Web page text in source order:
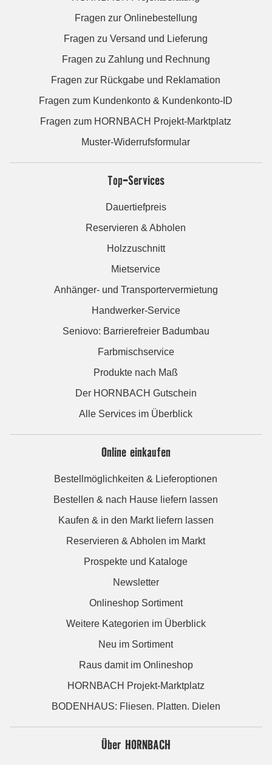
Fragen zur Onlinebestellung
Fragen zu Versand und Lieferung
Fragen zu Zahlung und Rechnung
Fragen zur Rückgabe und Reklamation
Fragen zum Kundenkonto & Kundenkonto-ID
Fragen zum HORNBACH Projekt-Marktplatz
Muster-Widerrufsformular
Top-Services
Dauertiefpreis
Reservieren & Abholen
Holzzuschnitt
Mietservice
Anhänger- und Transportervermietung
Handwerker-Service
Seniovo: Barrierefreier Badumbau
Farbmischservice
Produkte nach Maß
Der HORNBACH Gutschein
Alle Services im Überblick
Online einkaufen
Bestellmöglichkeiten & Lieferoptionen
Bestellen & nach Hause liefern lassen
Kaufen & in den Markt liefern lassen
Reservieren & Abholen im Markt
Prospekte und Kataloge
Newsletter
Onlineshop Sortiment
Weitere Kategorien im Überblick
Neu im Sortiment
Raus damit im Onlineshop
HORNBACH Projekt-Marktplatz
BODENHAUS: Fliesen. Platten. Dielen
Über HORNBACH